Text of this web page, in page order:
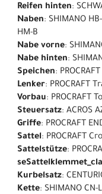
Reifen hinten:
Naben: SHIMANO
HM-B
Nabe vorne:
Nabe hinten:
Speichen:
Lenker: PROCRAFT
Vorbau: PROCRAFT
Steuersatz: ACROS
Griffe: PROCRAFT
Sattel: PROCRAFT
Sattelstütze:
Kurbelsatz:
Kette: SHIMANO CN-